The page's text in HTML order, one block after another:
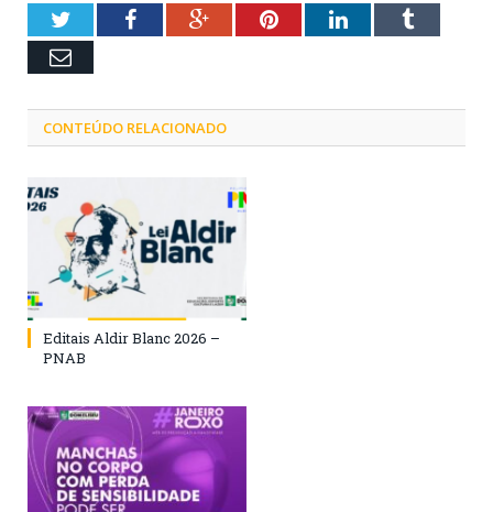
TwitterFacebookGoogle+PinterestLinkedInTumblr
Email
CONTEÚDO RELACIONADO
Editais Aldir Blanc 2026 –
PNAB